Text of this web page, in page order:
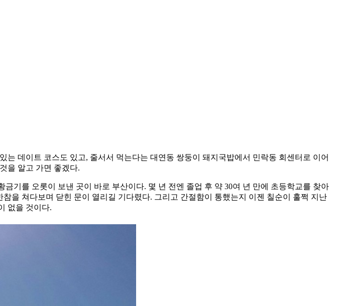
데이트 코스도 있고, 줄서서 먹는다는 대연동 쌍둥이 돼지국밥에서 민락동 회센터로 이어
을 알고 가면 좋겠다.
기를 오롯이 보낸 곳이 바로 부산이다. 몇 년 전엔 졸업 후 약 30여 년 만에 초등학교를 찾아
을 쳐다보며 닫힌 문이 열리길 기다렸다. 그리고 간절함이 통했는지 이젠 칠순이 훌쩍 지난
없을 것이다.